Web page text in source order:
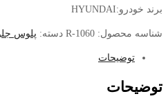
برند خودرو:HYUNDAI
شناسه محصول: R-1060 دسته: پلوس
توضیحات
توضیحات